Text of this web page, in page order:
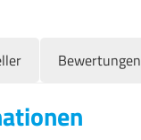
Bewertungen